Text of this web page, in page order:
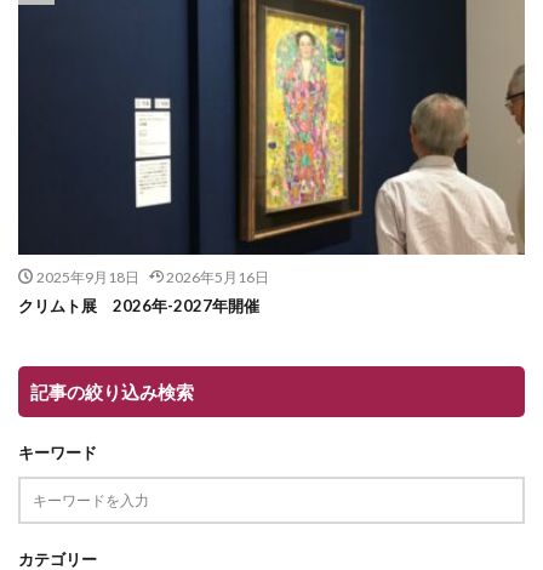
2025年9月18日 2026年5月16日
クリムト展 2026年-2027年開催
記事の絞り込み検索
キーワード
カテゴリー